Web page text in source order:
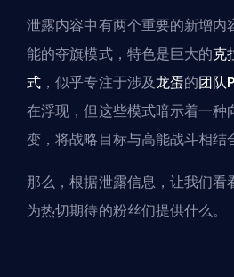
泄露内容中有两个重要的新增内
能的夺旗模式，特色是巨大的克
式 ，似乎专注于涉及龙蛋的团队
在浮现，但这些模式暗示着一种
变，将战略目标与高能战斗相结
那么，根据泄露信息，让我们
为热切期待的粉丝们提供什么。